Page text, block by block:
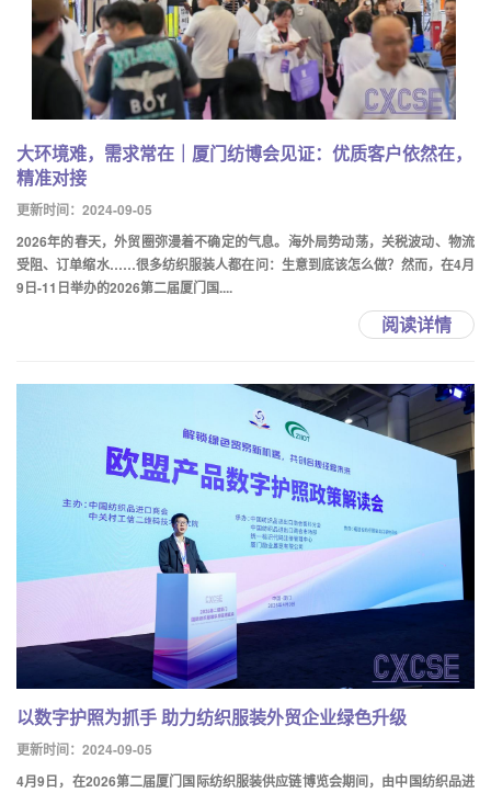
大环境难，需求常在｜厦门纺博会见证：优质客户依然在，
精准对接
更新时间：2024-09-05
2026年的春天，外贸圈弥漫着不确定的气息。海外局势动荡，关税波动、物流
受阻、订单缩水……很多纺织服装人都在问：生意到底该怎么做？然而，在4月
9日-11日举办的2026第二届厦门国....
阅读详情
以数字护照为抓手 助力纺织服装外贸企业绿色升级
更新时间：2024-09-05
4月9日，在2026第二届厦门国际纺织服装供应链博览会期间，由中国纺织品进